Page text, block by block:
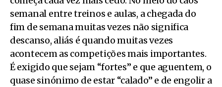
semanal entre treinos e aulas, a chegada do
fim de semana muitas vezes não significa
descanso, aliás é quando muitas vezes
acontecem as competições mais importantes.
É exigido que sejam “fortes” e que aguentem, o
quase sinónimo de estar “calado” e de engolir a